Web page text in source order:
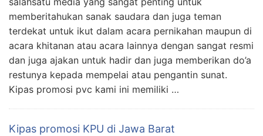
memberitahukan sanak saudara dan juga teman
terdekat untuk ikut dalam acara pernikahan maupun di
acara khitanan atau acara lainnya dengan sangat resmi
dan juga ajakan untuk hadir dan juga memberikan do’a
restunya kepada mempelai atau pengantin sunat.
Kipas promosi pvc kami ini memiliki …
Kipas promosi KPU di Jawa Barat